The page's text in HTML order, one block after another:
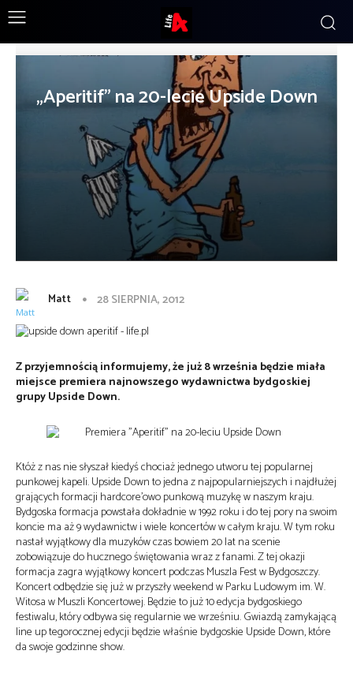
„Aperitif” na 20-lecie Upside Down
Matt 28 SIERPNIA, 2012
Z przyjemnością informujemy, że już 8 września będzie miała
miejsce premiera najnowszego wydawnictwa bydgoskiej
grupy Upside Down.
Któż z nas nie słyszał kiedyś chociaż jednego utworu tej popularnej
punkowej kapeli. Upside Down to jedna z najpopularniejszych i najdłużej
grających formacji hardcore’owo punkową muzykę w naszym kraju.
Bydgoska formacja powstała dokładnie w 1992 roku i do tej pory na swoim
koncie ma aż 9 wydawnictw i wiele koncertów w całym kraju. W tym roku
nastał wyjątkowy dla muzyków czas bowiem 20 lat na scenie
zobowiązuje do hucznego świętowania wraz z fanami. Z tej okazji
formacja zagra wyjątkowy koncert podczas Muszla Fest w Bydgoszczy.
Koncert odbędzie się już w przyszły weekend w Parku Ludowym im. W.
Witosa w Muszli Koncertowej. Będzie to już 10 edycja bydgoskiego
festiwalu, który odbywa się regularnie we wrześniu. Gwiazdą zamykającą
line up tegorocznej edycji będzie właśnie bydgoskie Upside Down, które
da swoje godzinne show.